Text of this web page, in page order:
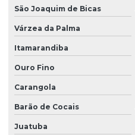
São Joaquim de Bicas
Várzea da Palma
Itamarandiba
Ouro Fino
Carangola
Barão de Cocais
Juatuba